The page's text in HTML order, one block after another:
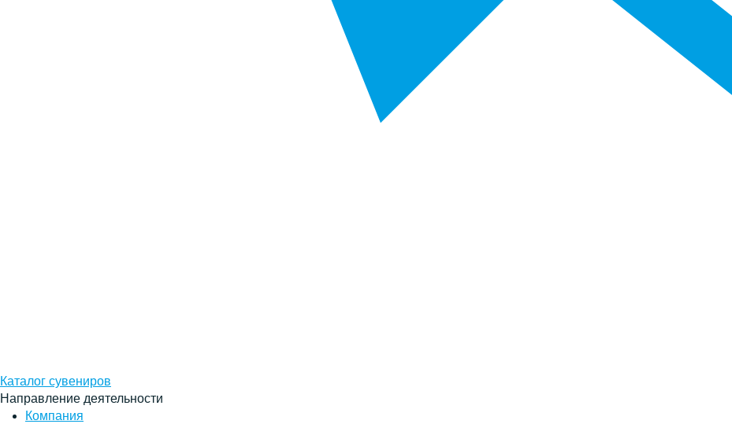
Каталог сувениров
Направление деятельности
Компания